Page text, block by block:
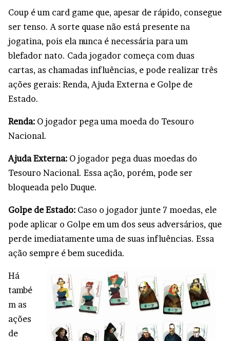
Coup é um card game que, apesar de rápido, consegue
ser tenso. A sorte quase não está presente na
jogatina, pois ela nunca é necessária para um
blefador nato. Cada jogador começa com duas
cartas, as chamadas influências, e pode realizar três
ações gerais: Renda, Ajuda Externa e Golpe de
Estado.
Renda: O jogador pega uma moeda do Tesouro
Nacional.
Ajuda Externa: O jogador pega duas moedas do
Tesouro Nacional. Essa ação, porém, pode ser
bloqueada pelo Duque.
Golpe de Estado: Caso o jogador junte 7 moedas, ele
pode aplicar o Golpe em um dos seus adversários, que
perde imediatamente uma de suas influências. Essa
ação sempre é bem sucedida.
Há
també
m as
ações
de